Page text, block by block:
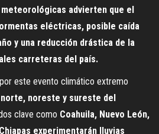
advierten que el
eléctricas, posible caída
y una reducción drástica de la
carreteras del país.
este evento climático extremo
norte, noreste y sureste del
clave como Coahuila, Nuevo León,
experimentarán lluvias